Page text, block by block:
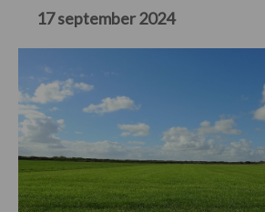
17 september 2024